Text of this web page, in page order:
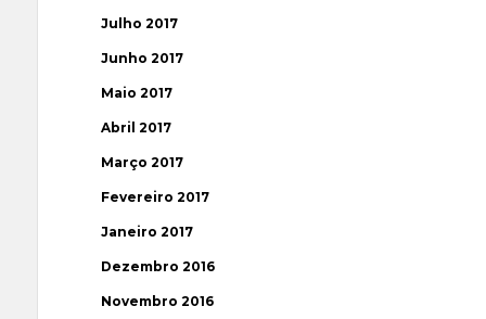
Julho 2017
Junho 2017
Maio 2017
Abril 2017
Março 2017
Fevereiro 2017
Janeiro 2017
Dezembro 2016
Novembro 2016